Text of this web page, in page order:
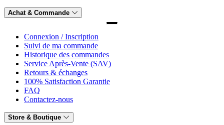
Achat & Commande
Connexion / Inscription
Suivi de ma commande
Historique des commandes
Service Après-Vente (SAV)
Retours & échanges
100% Satisfaction Garantie
FAQ
Contactez-nous
Store & Boutique